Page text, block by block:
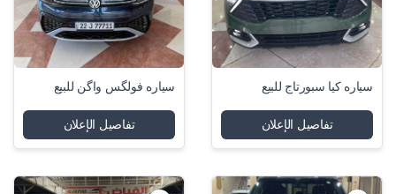
سياره كيا سبورتاج للبيع
تفاصيل الإعلان
سياره فولگس واگن للبيع
تفاصيل الإعلان